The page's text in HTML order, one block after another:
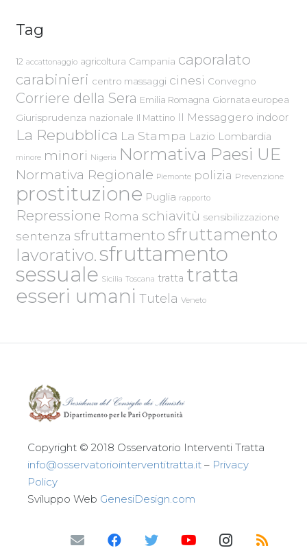
Tag
12 accattonaggio agricoltura Campania caporalato
carabinieri centro massaggi cinesi Convegno
Corriere della Sera Emilia Romagna Giornata europea
Giurisprudenza nazionale Il Mattino Il Messaggero indoor
La Repubblica La Stampa Lazio Lombardia
minore minori Nigeria Normativa Paesi UE
Normativa Regionale Piemonte polizia Prevenzione
prostituzione Puglia rapporto
Repressione Roma schiavitù sensibilizzazione
sentenza sfruttamento sfruttamento
lavorativo.sfruttamento
sessuale Sicilia Toscana tratta tratta
esseri umani Tutela Veneto
Copyright © 2018 Osservatorio Interventi Tratta
info@osservatoriointerventitratta.it – Privacy
Policy
Sviluppo Web GenesiDesign.com